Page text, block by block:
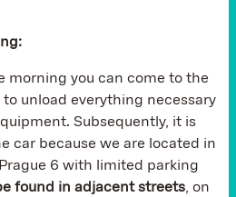
morning you can come to the
unload everything necessary
Subsequently, it is
car because we are located in
6 with limited parking
found in adjacent streets, on